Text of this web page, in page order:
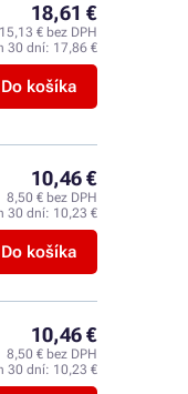
18,61 €
15,13 € bez DPH
30 dní: 17,86 €
Do košíka
10,46 €
8,50 € bez DPH
30 dní: 10,23 €
Do košíka
10,46 €
8,50 € bez DPH
30 dní: 10,23 €